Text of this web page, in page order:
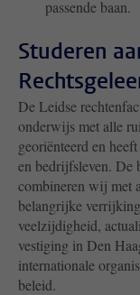
passende baan.
Studeren
De Leidse
onderwijs met alle
georiënteerd en
en bedrijfsleven. De
combineren wij met
belangrijke
veelzijdigheid,
vestiging in Den
internationale
beleid.